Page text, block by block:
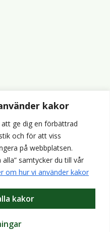
kakor
ge dig en förbättrad
och för att viss
på webbplatsen.
samtycker du till vår
om hur vi använder kakor
kakor